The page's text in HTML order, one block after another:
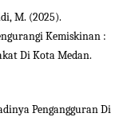
M. (2025).
Kemiskinan :
Di Kota Medan.
Pengangguran Di